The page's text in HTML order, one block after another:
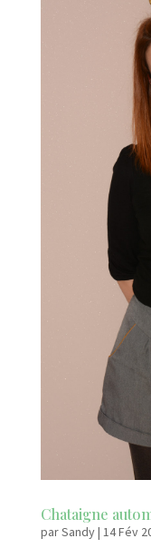
Chataigne
parSandy| 14 Fév